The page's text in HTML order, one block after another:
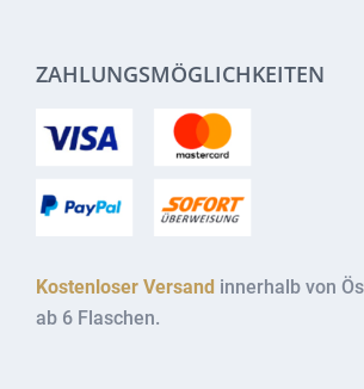
ZAHLUNGSMÖGLICHKEITEN
Kostenloser Versand innerhalb von
ab 6 Flaschen.